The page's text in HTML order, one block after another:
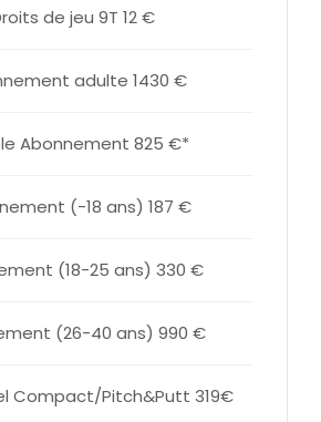
de jeu 9T 12 €
adulte 1430 €
Abonnement 825 €*
(-18 ans) 187 €
(18-25 ans) 330 €
(26-40 ans) 990 €
Compact/Pitch&Putt 319€